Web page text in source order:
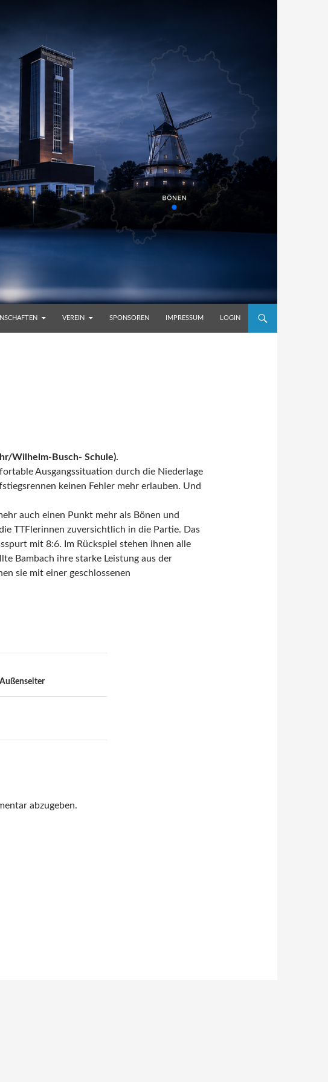
VEREIN SPONSOREN IMPRESSUM LOGIN
Wilhelm-Busch- Schule).
Ausgangssituation durch die Niederlage
keinen Fehler mehr erlauben. Und
auch einen Punkt mehr als Bönen und
TTFlerinnen zuversichtlich in die Partie. Das
mit 8:6. Im Rückspiel stehen ihnen alle
Bambach ihre starke Leistung aus der
sie mit einer geschlossenen
abzugeben.